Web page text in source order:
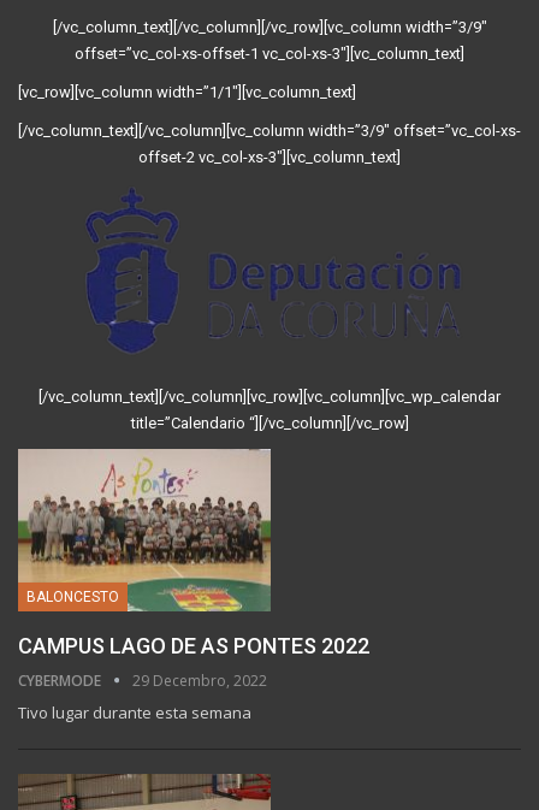
[/vc_column_text][/vc_column][/vc_row][vc_column width=”3/9″
offset=”vc_col-xs-offset-1 vc_col-xs-3″][vc_column_text]
[vc_row][vc_column width=”1/1″][vc_column_text]
[/vc_column_text][/vc_column][vc_column width=”3/9″ offset=”vc_col-xs-
offset-2 vc_col-xs-3″][vc_column_text]
[/vc_column_text][/vc_column][vc_row][vc_column][vc_wp_calendar
title=”Calendario “][/vc_column][/vc_row]
BALONCESTO
CAMPUS LAGO DE AS PONTES 2022
CYBERMODE 29 Decembro, 2022
Tivo lugar durante esta semana